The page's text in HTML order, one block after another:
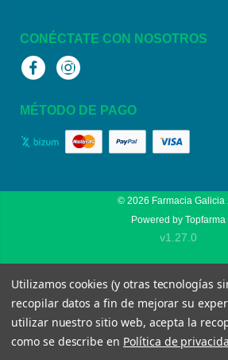
CONÉCTATE CON NOSOTROS
FacebookInstagram
MÉTODO DE PAGO
© 2026 Farmacia Galicia
Powered by Topfarma
v1.27.0
Utilizamos cookies (y otras tecnologías
recopilar datos a fin de mejorar su
utilizar nuestro sitio web, acepta la
como se describe en Política de